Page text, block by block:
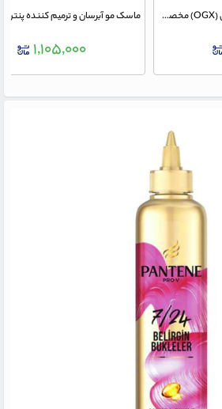
روغن آرگان مراکشی او جی ایکس (OGX) مخصوص موهای خشک و آسیب دیده
۱,۱۰۵,۰۰۰